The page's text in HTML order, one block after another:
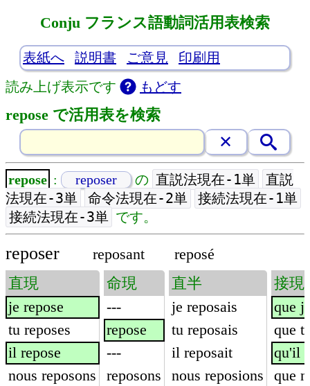
Conju フランス語動詞活用表検索
表紙へ 説明書 ご意見
印刷用
読み上げ表示です
もどす
repose で活用表を検索
repose : reposer の 直説法現在-1単
直説
法現在-3単
命令法現在-2単
接続法現在-1単
接続法現在-3単 です。
reposer reposant
reposé
直現
je repose
tu reposes
il repose
nous reposons
命現
---
repose
---
reposons
直半
je reposais
tu reposais
il reposait
nous reposions
接現
que
que
qu'il
que